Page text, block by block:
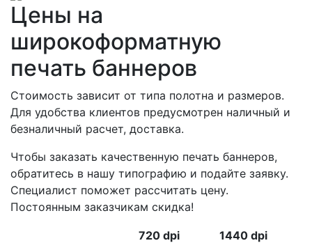
Цены на
широкоформатную
печать баннеров
Стоимость зависит от типа полотна и размеров.
Для удобства клиентов предусмотрен наличный и
безналичный расчет, доставка.
Чтобы заказать качественную печать баннеров,
обратитесь в нашу типографию и подайте заявку.
Специалист поможет рассчитать цену.
Постоянным заказчикам скидка!
720 dpi
1440 dpi